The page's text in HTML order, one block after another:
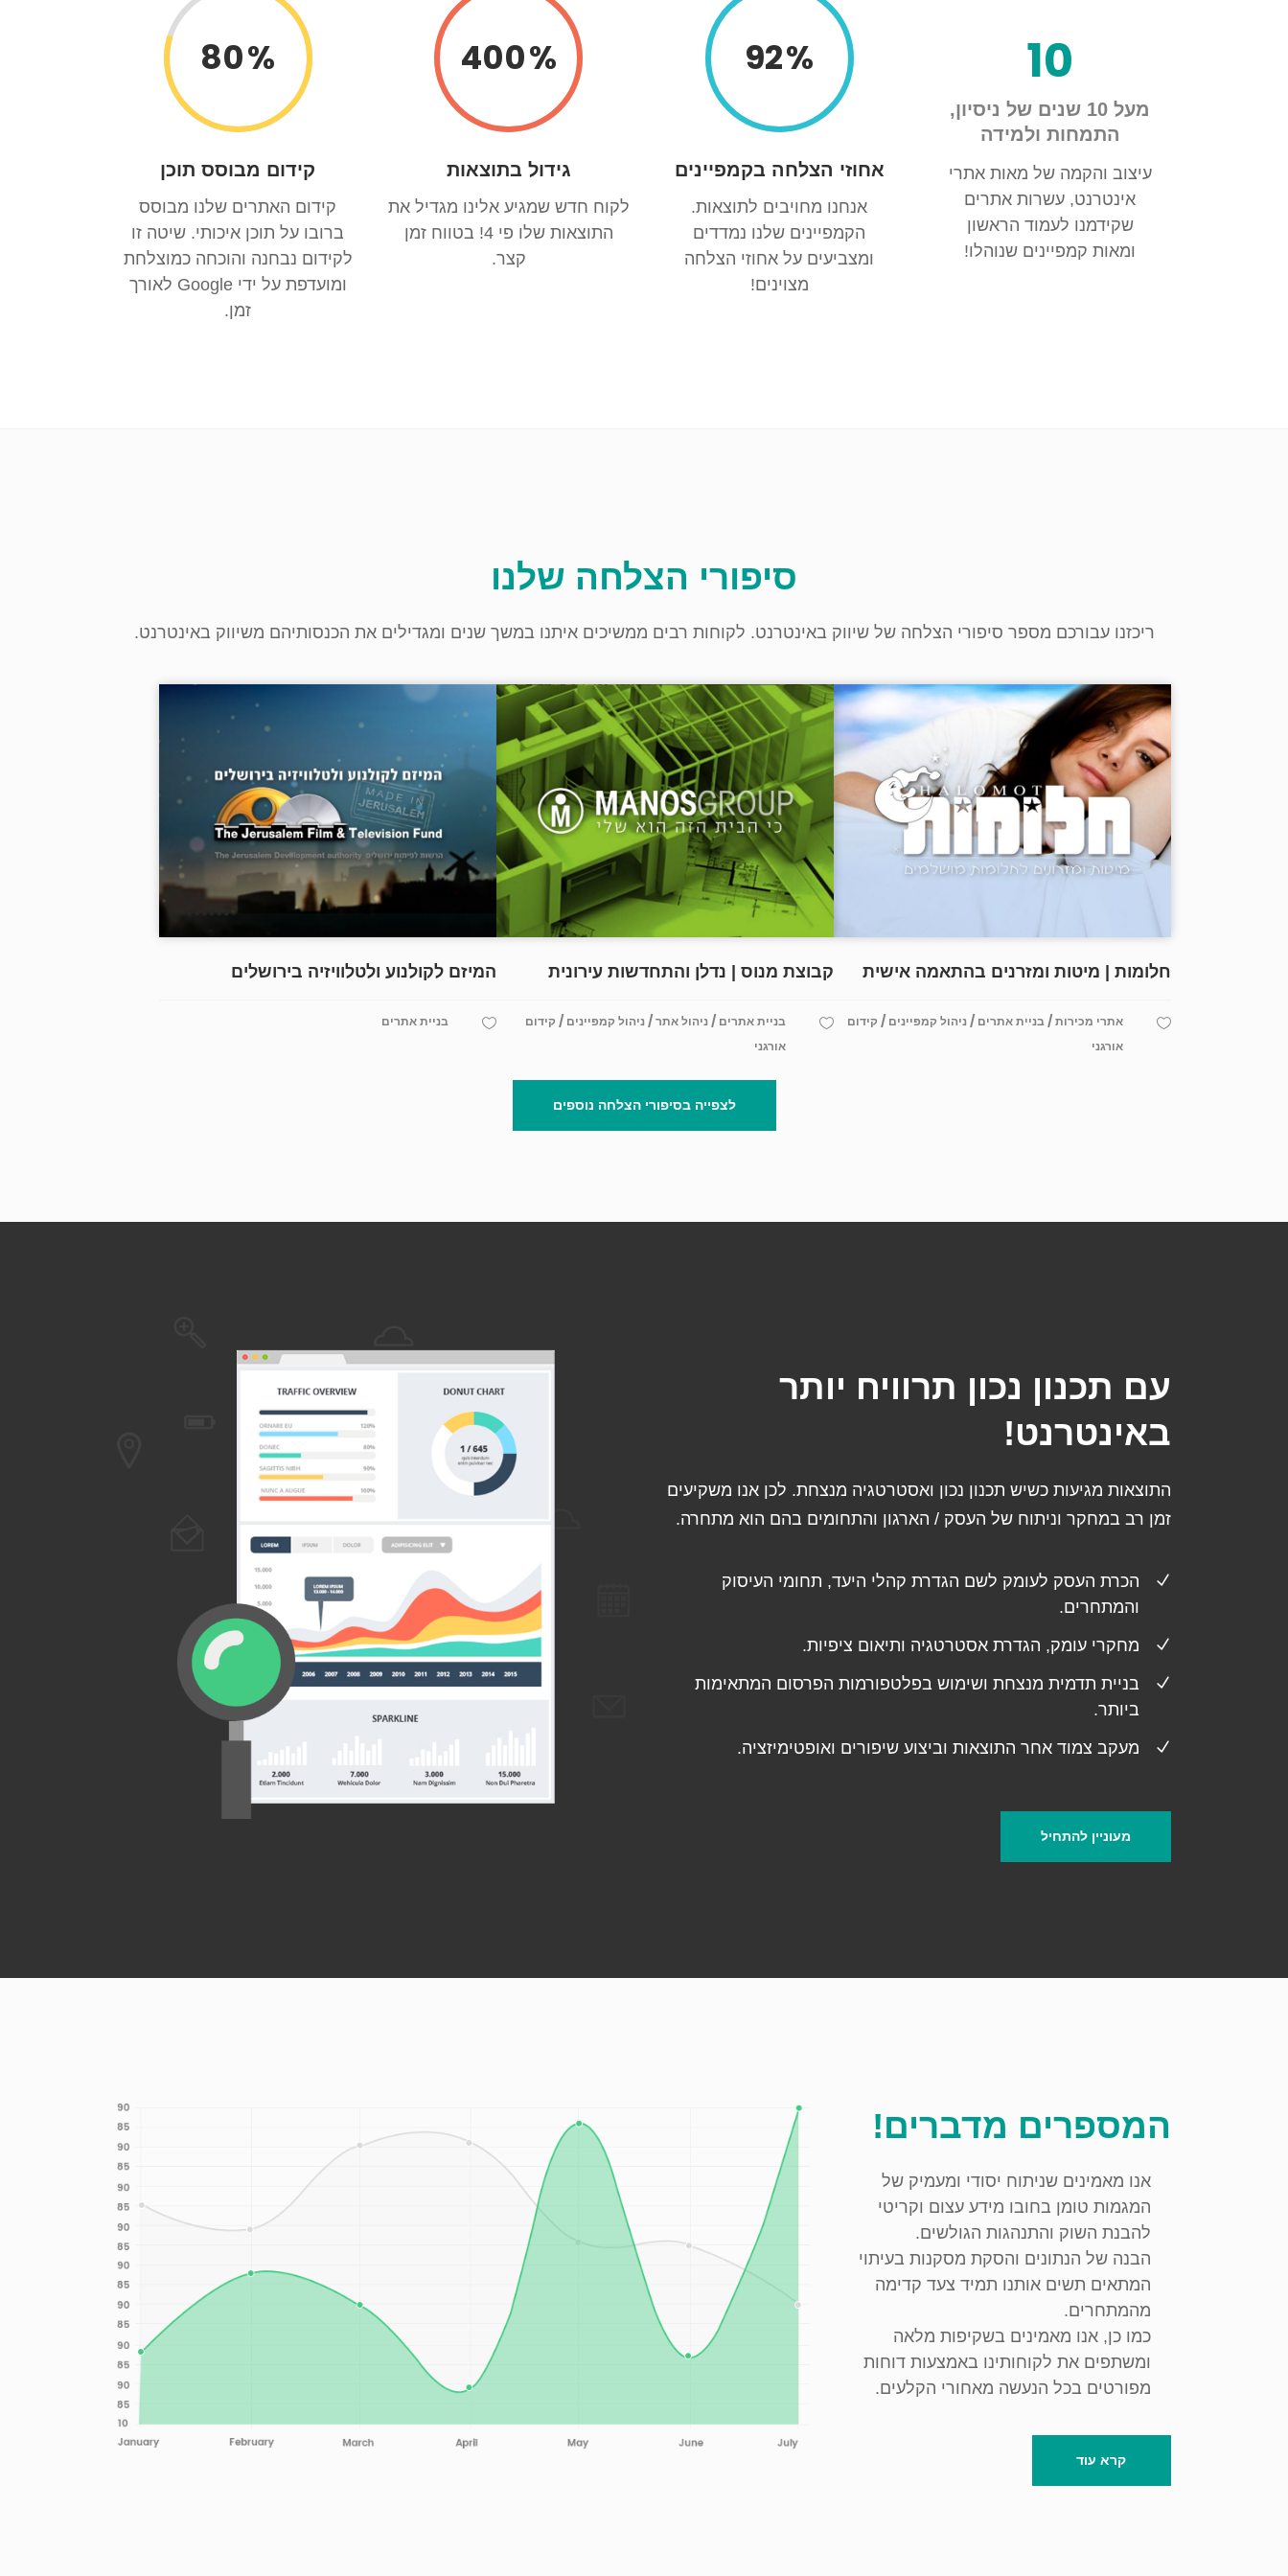
80
קידום מבוסס תוכן
קידום האתרים שלנו מבוסס
ברובו על תוכן איכותי. שיטה זו
לקידום נבחנה והוכחה כמוצלחת
ומועדפת על ידי Google לאורך
זמן.
400
גידול בתוצאות
לקוח חדש שמגיע אלינו מגדיל את
התוצאות שלו פי 4! בטווח זמן
קצר.
92
אחוזי הצלחה בקמפיינים
אנחנו מחויבים לתוצאות.
הקמפיינים שלנו נמדדים
ומצביעים על אחוזי הצלחה
מצוינים!
10
מעל 10 שנים של ניסיון,
התמחות ולמידה
עיצוב והקמה של מאות אתרי
אינטרנט, עשרות אתרים
שקידמנו לעמוד הראשון
ומאות קמפיינים שנוהלו!
סיפורי הצלחה שלנו
ריכזנו עבורכם מספר סיפורי הצלחה של שיווק באינטרנט. לקוחות רבים ממשיכים איתנו במשך שנים ומגדילים את הכנסותיהם משיווק באינטרנט.
חלומות | מיטות ומזרנים בהתאמה אישית
אתרי מכירות / בניית אתרים / ניהול קמפיינים / קידום
אורגני
קבוצת מנוס | נדלן והתחדשות עירונית
בניית אתרים / ניהול אתר / ניהול קמפיינים / קידום
אורגני
המיזם לקולנוע ולטלוויזיה בירושלים
בניית אתרים
לצפייה בסיפורי הצלחה נוספים
עם תכנון נכון תרוויח יותר
באינטרנט!
התוצאות מגיעות כשיש תכנון נכון ואסטרטגיה מנצחת. לכן אנו משקיעים
זמן רב במחקר וניתוח של העסק / הארגון והתחומים בהם הוא מתחרה.
הכרת העסק לעומק לשם הגדרת קהלי היעד, תחומי העיסוק
והמתחרים.
מחקרי עומק, הגדרת אסטרטגיה ותיאום ציפיות.
בניית תדמית מנצחת ושימוש בפלטפורמות הפרסום המתאימות
ביותר.
מעקב צמוד אחר התוצאות וביצוע שיפורים ואופטימיזציה.
מעוניין להתחיל
המספרים מדברים!
אנו מאמינים שניתוח יסודי ומעמיק של
המגמות טומן בחובו מידע עצום וקריטי
להבנת השוק והתנהגות הגולשים.
הבנה של הנתונים והסקת מסקנות בעיתוי
המתאים תשים אותנו תמיד צעד קדימה
מהמתחרים.
כמו כן, אנו מאמינים בשקיפות מלאה
ומשתפים את לקוחותינו באמצעות דוחות
מפורטים בכל הנעשה מאחורי הקלעים.
קרא עוד